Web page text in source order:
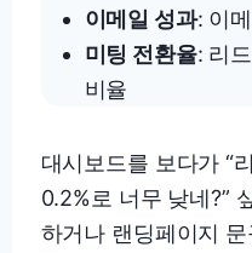
이메일 성과: 이
미팅 전환율: 리
비율
대시보드를 보다가 “
0.2%로 너무 낮네?”
하거나 랜딩페이지